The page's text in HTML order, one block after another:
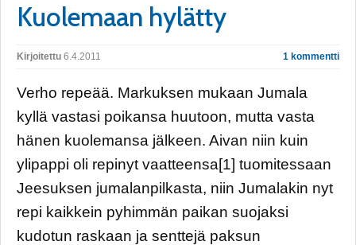
Kuolemaan hylätty
Kirjoitettu 6.4.2011 1 kommentti
Verho repeää. Markuksen mukaan Jumala
kyllä vastasi poikansa huutoon, mutta vasta
hänen kuolemansa jälkeen. Aivan niin kuin
ylipappi oli repinyt vaatteensa[1] tuomitessaan
Jeesuksen jumalanpilkasta, niin Jumalakin nyt
repi kaikkein pyhimmän paikan suojaksi
kudotun raskaan ja senttejä paksun